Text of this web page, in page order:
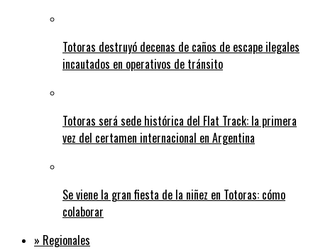
Totoras destruyó decenas de caños de escape ilegales
incautados en operativos de tránsito
Totoras será sede histórica del Flat Track: la primera
vez del certamen internacional en Argentina
Se viene la gran fiesta de la niñez en Totoras: cómo
colaborar
» Regionales